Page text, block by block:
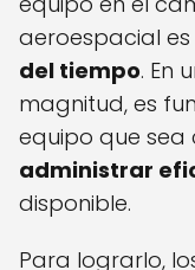
aeroespacial es
del tiempo. En
magnitud, es
equipo que sea
administrar
disponible.
Para lograrlo,